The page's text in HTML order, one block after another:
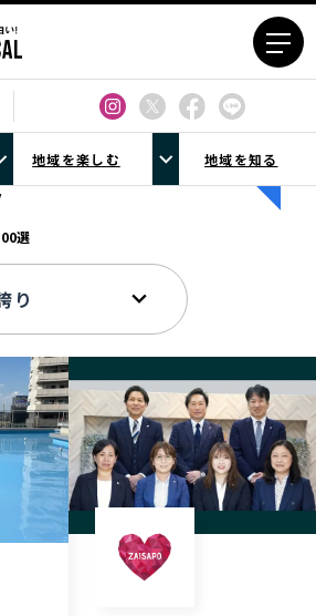
す
青森エリア
千葉エリア
多摩エリア
新潟エリア
石川エリア
山梨エリア
愛知エリア
地域を楽しむ 地域を知る
選